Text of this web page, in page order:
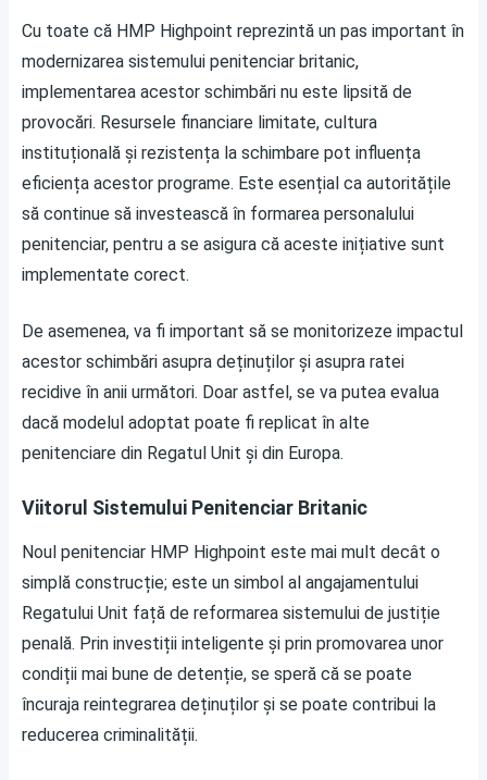
Cu toate că HMP Highpoint reprezintă un pas important în
modernizarea sistemului penitenciar britanic,
implementarea acestor schimbări nu este lipsită de
provocări. Resursele financiare limitate, cultura
instituțională și rezistența la schimbare pot influența
eficiența acestor programe. Este esențial ca autoritățile
să continue să investească în formarea personalului
penitenciar, pentru a se asigura că aceste inițiative sunt
implementate corect.
De asemenea, va fi important să se monitorizeze impactul
acestor schimbări asupra deținuților și asupra ratei
recidive în anii următori. Doar astfel, se va putea evalua
dacă modelul adoptat poate fi replicat în alte
penitenciare din Regatul Unit și din Europa.
Viitorul Sistemului Penitenciar Britanic
Noul penitenciar HMP Highpoint este mai mult decât o
simplă construcție; este un simbol al angajamentului
Regatului Unit față de reformarea sistemului de justiție
penală. Prin investiții inteligente și prin promovarea unor
condiții mai bune de detenție, se speră că se poate
încuraja reintegrarea deținuților și se poate contribui la
reducerea criminalității.